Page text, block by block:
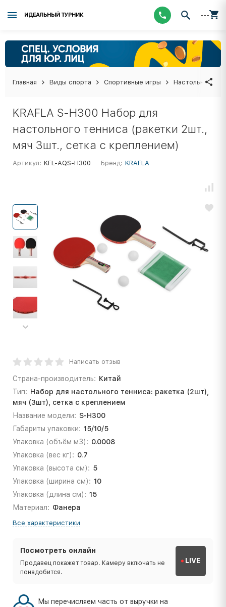
ИДЕАЛЬНЫЙ ТУРНИК ---
Главная Виды спорта Спортивные игры Настольный
KRAFLA S-H300 Набор для
настольного тенниса (ракетки 2шт.,
мяч 3шт., сетка с креплением)
Артикул: KFL-AQS-H300 Бренд: KRAFLA
Написать отзыв
Страна-производитель: Китай
Тип: Набор для настольного тенниса: ракетка (2шт),
мяч (3шт), сетка с креплением
Название модели: S-H300
Габариты упаковки: 15/10/5
Упаковка (объём м3): 0.0008
Упаковка (вес кг): 0.7
Упаковка (высота см): 5
Упаковка (ширина см): 10
Упаковка (длина см): 15
Материал: Фанера
Все характеристики
Посмотреть онлайн
Продавец покажет товар. Камеру включать не
понадобится.
LIVE
Мы перечисляем часть от выручки на